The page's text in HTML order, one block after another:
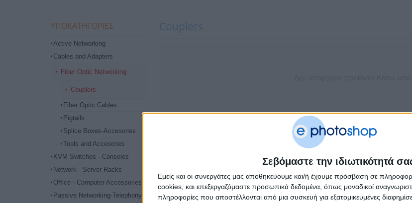
Σεβόμαστε την ιδιωτικότητά
Εμείς και οι συνεργάτες μας αποθηκεύουμε και/ή έχουμε πρόσβαση σε
cookies, και επεξεργαζόμαστε προσωπικά δεδομένα, όπως μοναδικοί
πληροφορίες που αποστέλλονται από μια συσκευή για εξατομικευμένες
ΥΠΟΚΑΤΗΓΟΡΊΕΣ
Active Networking
Cables and Adapters
Fiber Optic Networking
Couplers
Fiber Optic Cables
Pigtails
Splice Boxes-Accesories
Tools and Accesories
KVM Switches - Consoles
Network - Server Racks
Office - Computer Accessories
Passive Networking-Telephony
Couplers